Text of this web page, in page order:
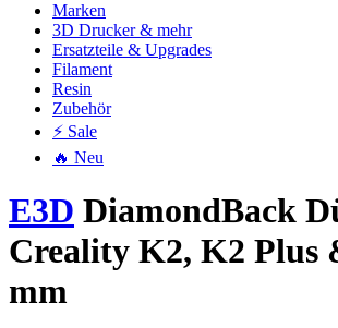
Marken
3D Drucker & mehr
Ersatzteile & Upgrades
Filament
Resin
Zubehör
⚡ Sale
🔥 Neu
E3D DiamondBack
Creality K2, K2 Plus
mm